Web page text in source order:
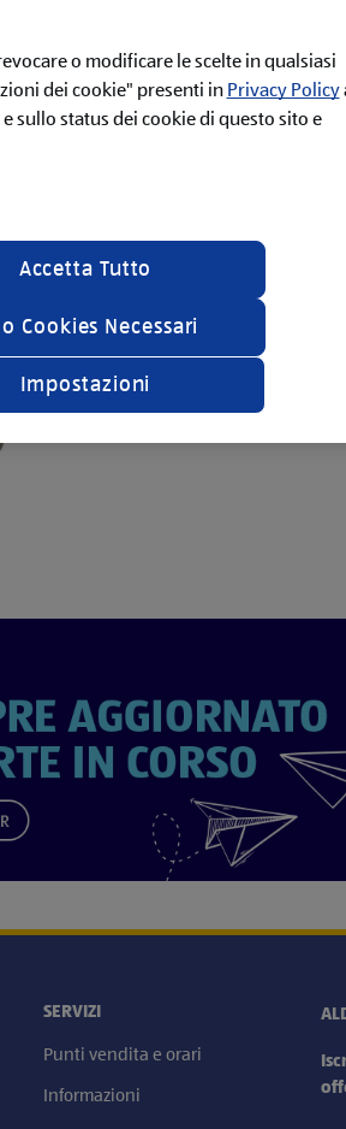
SERVIZI
Punti vendita e orari
Informazioni
o modificare le scelte in qualsiasi
dei cookie" presenti in Privacy Policy
sullo status dei cookie di questo sito e
Impostazioni
Cookies Necessari
Accetta Tutto